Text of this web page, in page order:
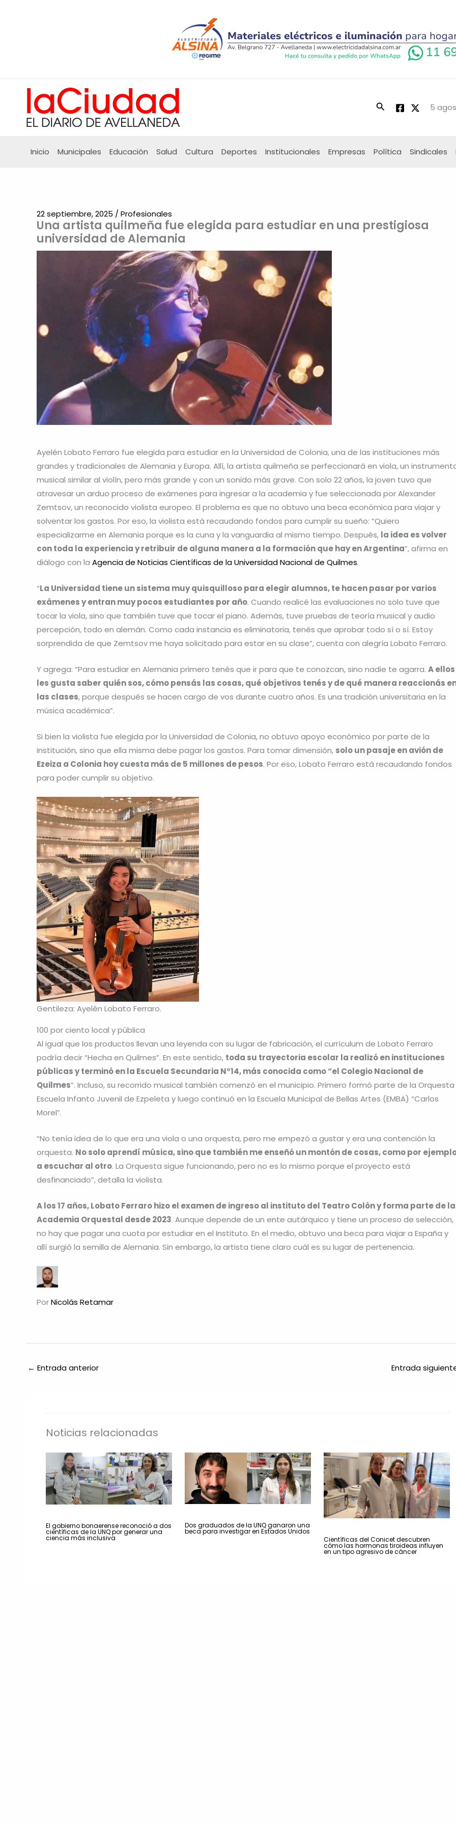
Buscar 5
Inicio Municipales Educación Salud Cultura Deportes Institucionales Empresas Política Sindicales
Una artista quilmeña fue elegida para estudiar en una prestigiosa
universidad de Alemania
22 septiembre, 2025 / Profesionales
Ayelén Lobato Ferraro fue elegida para estudiar en la Universidad de Colonia, una de las instituciones más
grandes y tradicionales de Alemania y Europa. Allí, la artista quilmeña se perfeccionará en viola, un
musical similar al violín, pero más grande y con un sonido más grave. Con solo 22 años, la joven tuvo que
atravesar un arduo proceso de exámenes para ingresar a la academia y fue seleccionada por Alexander
Zemtsov, un reconocido violista europeo. El problema es que no obtuvo una beca económica para viajar y
solventar los gastos. Por eso, la violista está recaudando fondos para cumplir su sueño: “Quiero
especializarme en Alemania porque es la cuna y la vanguardia al mismo tiempo. Después, la idea es volver
con toda la experiencia y retribuir de alguna manera a la formación que hay en Argentina”, afirma en
diálogo con la Agencia de Noticias Científicas de la Universidad Nacional de Quilmes.
“La Universidad tiene un sistema muy quisquilloso para elegir alumnos, te hacen pasar por varios
exámenes y entran muy pocos estudiantes por año. Cuando realicé las evaluaciones no solo tuve que
tocar la viola, sino que también tuve que tocar el piano. Además, tuve pruebas de teoría musical y audio
percepción, todo en alemán. Como cada instancia es eliminatoria, tenés que aprobar todo sí o sí. Estoy
sorprendida de que Zemtsov me haya solicitado para estar en su clase”, cuenta con alegría Lobato Ferraro.
Y agrega: “Para estudiar en Alemania primero tenés que ir para que te conozcan, sino nadie te agarra. A ellos
les gusta saber quién sos, cómo pensás las cosas, qué objetivos tenés y de qué manera reaccionás
las clases, porque después se hacen cargo de vos durante cuatro años. Es una tradición universitaria en la
música académica”.
Si bien la violista fue elegida por la Universidad de Colonia, no obtuvo apoyo económico por parte de la
institución, sino que ella misma debe pagar los gastos. Para tomar dimensión, solo un pasaje en avión de
Ezeiza a Colonia hoy cuesta más de 5 millones de pesos. Por eso, Lobato Ferraro está recaudando fondos
para poder cumplir su objetivo.
Gentileza: Ayelén Lobato Ferraro.
100 por ciento local y pública
Al igual que los productos llevan una leyenda con su lugar de fabricación, el currículum de Lobato Ferraro
podría decir “Hecha en Quilmes”. En este sentido, toda su trayectoria escolar la realizó en instituciones
públicas y terminó en la Escuela Secundaria N°14, más conocida como “el Colegio Nacional de
Quilmes”. Incluso, su recorrido musical también comenzó en el municipio. Primero formó parte de la Orquesta
Escuela Infanto Juvenil de Ezpeleta y luego continuó en la Escuela Municipal de Bellas Artes (EMBA) “Carlos
Morel”.
“No tenía idea de lo que era una viola o una orquesta, pero me empezó a gustar y era una contención la
orquesta. No solo aprendí música, sino que también me enseñó un montón de cosas, como por
a escuchar al otro. La Orquesta sigue funcionando, pero no es lo mismo porque el proyecto está
desfinanciado”, detalla la violista.
A los 17 años, Lobato Ferraro hizo el examen de ingreso al instituto del Teatro Colón y forma parte de la
Academia Orquestal desde 2023. Aunque depende de un ente autárquico y tiene un proceso de selección,
no hay que pagar una cuota por estudiar en el Instituto. En el medio, obtuvo una beca para viajar a España y
allí surgió la semilla de Alemania. Sin embargo, la artista tiene claro cuál es su lugar de pertenencia.
PorNicolás Retamar
← Entrada anterior Entrada
Noticias relacionadas
El gobierno bonaerense reconoció a dos
científicas de la UNQ por generar una
ciencia más inclusiva
Dos graduados de la UNQ ganaron una
beca para investigar en Estados Unidos
Científicas del Conicet descubren
cómo las hormonas tiroideas influyen
en un tipo agresivo de cáncer